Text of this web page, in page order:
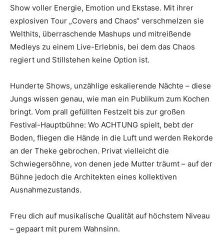
Show voller Energie, Emotion und Ekstase. Mit ihrer
explosiven Tour „Covers and Chaos“ verschmelzen sie
Welthits, überraschende Mashups und mitreißende
Medleys zu einem Live-Erlebnis, bei dem das Chaos
regiert und Stillstehen keine Option ist.
Hunderte Shows, unzählige eskalierende Nächte – diese
Jungs wissen genau, wie man ein Publikum zum Kochen
bringt. Vom prall gefüllten Festzelt bis zur großen
Festival-Hauptbühne: Wo ACHTUNG spielt, bebt der
Boden, fliegen die Hände in die Luft und werden Rekorde
an der Theke gebrochen. Privat vielleicht die
Schwiegersöhne, von denen jede Mutter träumt – auf der
Bühne jedoch die Architekten eines kollektiven
Ausnahmezustands.
Freu dich auf musikalische Qualität auf höchstem Niveau
– gepaart mit purem Wahnsinn.